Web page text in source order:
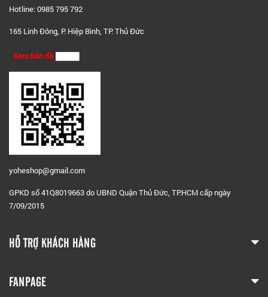
Hotline: 0985 795 792
165 Linh Đông, P. Hiệp Bình, TP. Thủ Đức
Xem bản đồ
yoheshop@gmail.com
GPKD số 41Q8019663 do UBND Quận Thủ Đức, TP.HCM cấp ngày
7/09/2015
HỖ TRỢ KHÁCH HÀNG
FANPAGE